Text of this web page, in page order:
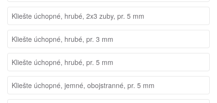
Kliešte úchopné, hrubé, 2x3 zuby, pr. 5 mm
Kliešte úchopné, hrubé, pr. 3 mm
Kliešte úchopné, hrubé, pr. 5 mm
Kliešte úchopné, jemné, obojstranné, pr. 5 mm